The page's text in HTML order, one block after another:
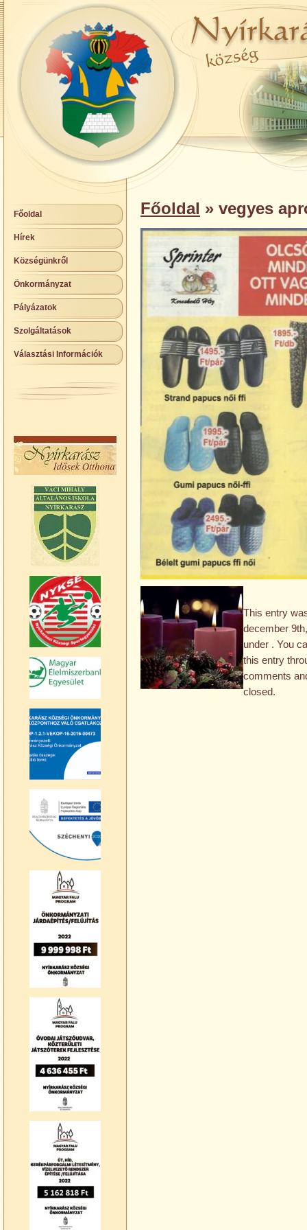
Főoldal
Hírek
Községünkről
Önkormányzat
Pályázatok
Szolgáltatások
Választási Információk
Főoldal » vegyes
This entry
december
under . You
this entry
comments
closed.